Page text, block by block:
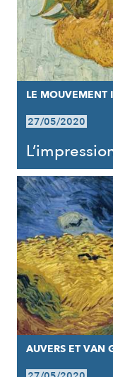
LE MOUVEMENT
27/05/2020
AUVERS ET VAN